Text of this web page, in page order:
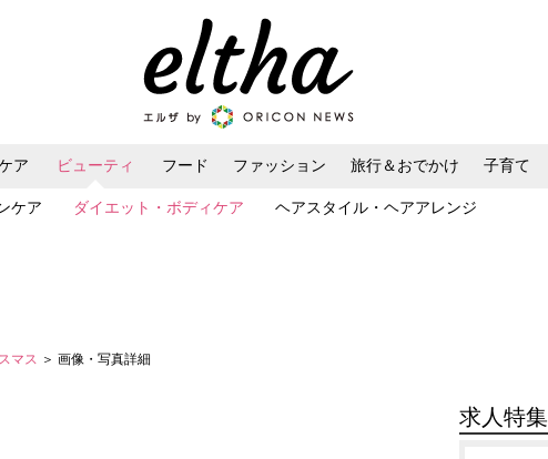
ア ビューティ
ケア ダイエット・ボディケア ヘアスタイル・ヘアアレンジ
フード ファッション 旅行＆おでかけ 子育て
マス ＞ 画像・写真詳細
求人特集